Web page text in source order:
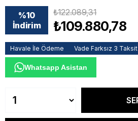
%10
İndirim
₺122.089,31
₺109.880,78
Havale İle Ödeme Vade Farksız 3 Taksit
Whatsapp Asistan